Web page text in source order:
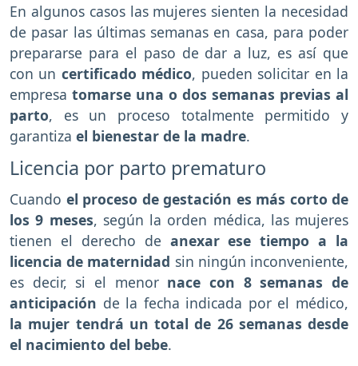
En algunos casos las mujeres sienten la necesidad
de pasar las últimas semanas en casa, para poder
prepararse para el paso de dar a luz, es así que
con un certificado médico, pueden solicitar en la
empresa tomarse una o dos semanas previas al
parto, es un proceso totalmente permitido y
garantiza el bienestar de la madre.
Licencia por parto prematuro
Cuando el proceso de gestación es más corto de
los 9 meses, según la orden médica, las mujeres
tienen el derecho de anexar ese tiempo a la
licencia de maternidad sin ningún inconveniente,
es decir, si el menor nace con 8 semanas de
anticipación de la fecha indicada por el médico,
la mujer tendrá un total de 26 semanas desde
el nacimiento del bebe.